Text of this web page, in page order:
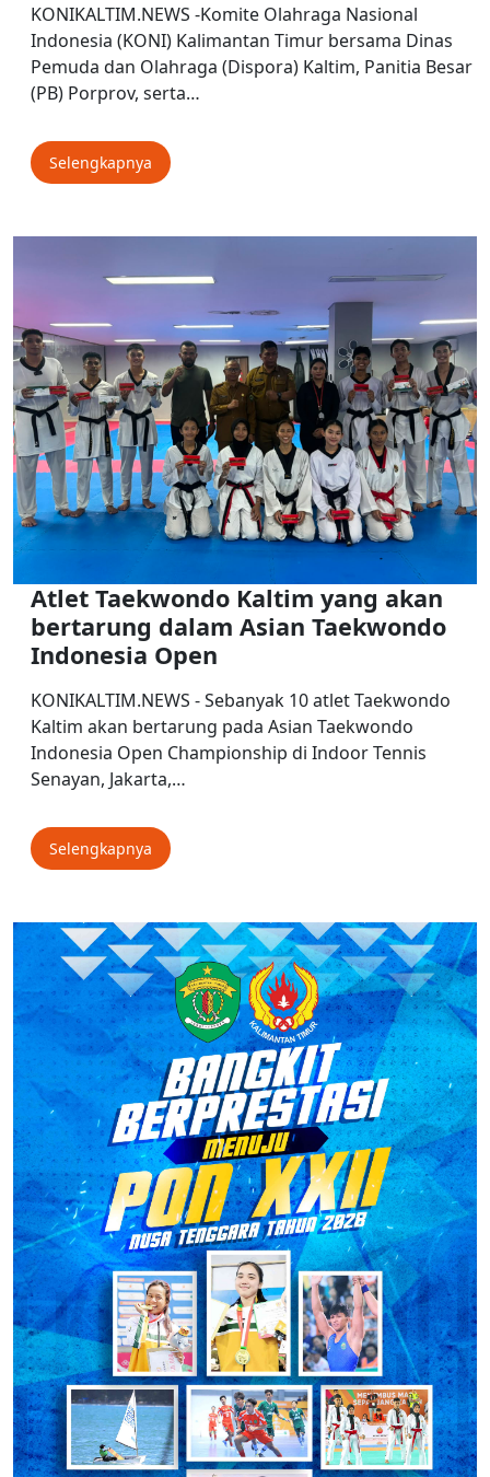
KONIKALTIM.NEWS -Komite Olahraga Nasional
Indonesia (KONI) Kalimantan Timur bersama Dinas
Pemuda dan Olahraga (Dispora) Kaltim, Panitia Besar
(PB) Porprov, serta…
Selengkapnya
Atlet Taekwondo Kaltim yang akan
bertarung dalam Asian Taekwondo
Indonesia Open
KONIKALTIM.NEWS - Sebanyak 10 atlet Taekwondo
Kaltim akan bertarung pada Asian Taekwondo
Indonesia Open Championship di Indoor Tennis
Senayan, Jakarta,…
Selengkapnya